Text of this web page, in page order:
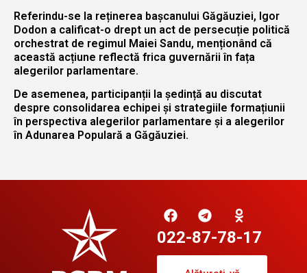
Referindu-se la reținerea bașcanului Găgăuziei, Igor
Dodon a calificat-o drept un act de persecuție politică
orchestrat de regimul Maiei Sandu, menționând că
această acțiune reflectă frica guvernării în fața
alegerilor parlamentare.
De asemenea, participanții la ședință au discutat
despre consolidarea echipei și strategiile formațiunii
în perspectiva alegerilor parlamentare și a alegerilor
în Adunarea Populară a Găgăuziei.
022-87-78-17